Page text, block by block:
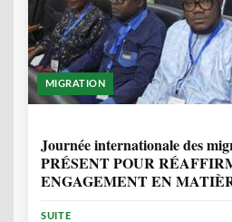
MIGRATION
Journée internationale des
PRÉSENT POUR
ENGAGEMENT EN
SUITE